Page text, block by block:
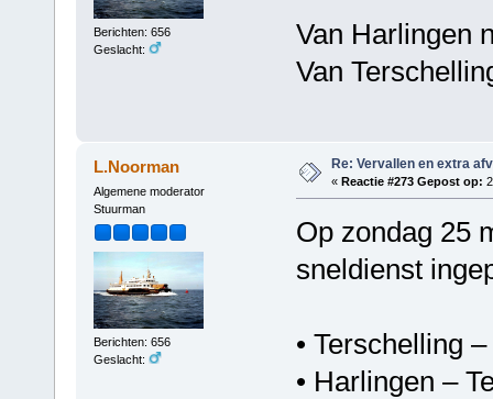
Berichten: 656
Geslacht:
Van Harlingen
Van
L.Noorman
Algemene moderator
Stuurman
Berichten: 656
Geslacht:
Re: Vervallen en extra
« Reactie #273 Gepost op:
Op zondag 25
sneldienst
• Terschelling
• Harlingen –